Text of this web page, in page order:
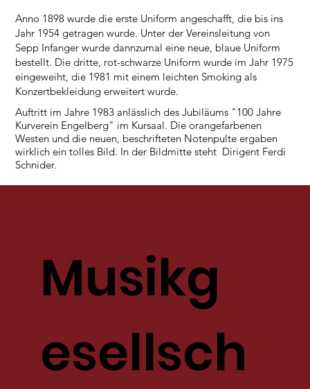
Auftritt im Jahre 1983 anlässlich des Jubiläums "100 Jahre
Kurverein Engelberg" im Kursaal. Die orangefarbenen
Westen und die neuen, beschrifteten Notenpulte ergaben
wirklich ein tolles Bild. In der Bildmitte steht Dirigent Ferdi
Schnider.
Anno 1898 wurde die erste Uniform angeschafft, die bis ins
Jahr 1954 getragen wurde. Unter der Vereinsleitung von
Sepp Infanger wurde dannzumal eine neue, blaue Uniform
bestellt. Die dritte, rot-schwarze Uniform wurde im Jahr 1975
eingeweiht, die 1981 mit einem leichten Smoking als
Konzertbekleidung erweitert wurde.
Musikg
esellsch